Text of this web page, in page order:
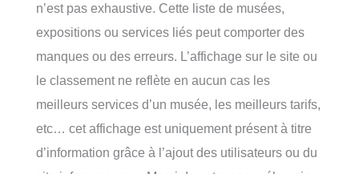
n’est pas exhaustive. Cette liste de musées,
expositions ou services liés peut comporter des
manques ou des erreurs. L’affichage sur le site ou
le classement ne reflète en aucun cas les
meilleurs services d’un musée, les meilleurs tarifs,
etc… cet affichage est uniquement présent à titre
d’information grâce à l’ajout des utilisateurs ou du